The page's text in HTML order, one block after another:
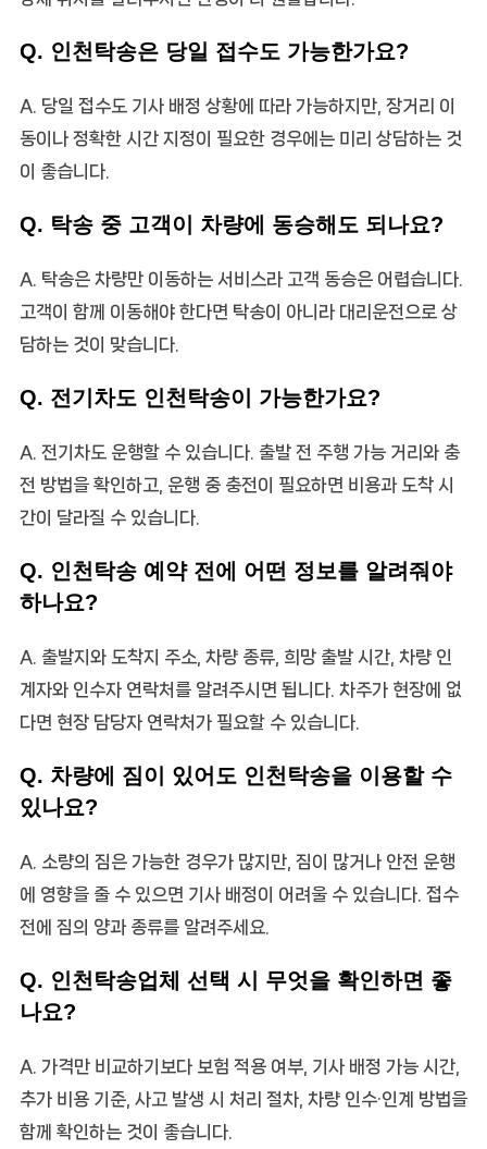
Q. 인천탁송은 당일 접수도 가능한가요?
A. 당일 접수도 기사 배정 상황에 따라 가능하지만, 장거리 이
동이나 정확한 시간 지정이 필요한 경우에는 미리 상담하는 것
이 좋습니다.
Q. 탁송 중 고객이 차량에 동승해도 되나요?
A. 탁송은 차량만 이동하는 서비스라 고객 동승은 어렵습니다.
고객이 함께 이동해야 한다면 탁송이 아니라 대리운전으로 상
담하는 것이 맞습니다.
Q. 전기차도 인천탁송이 가능한가요?
A. 전기차도 운행할 수 있습니다. 출발 전 주행 가능 거리와 충
전 방법을 확인하고, 운행 중 충전이 필요하면 비용과 도착 시
간이 달라질 수 있습니다.
Q. 인천탁송 예약 전에 어떤 정보를 알려줘야
하나요?
A. 출발지와 도착지 주소, 차량 종류, 희망 출발 시간, 차량 인
계자와 인수자 연락처를 알려주시면 됩니다. 차주가 현장에 없
다면 현장 담당자 연락처가 필요할 수 있습니다.
Q. 차량에 짐이 있어도 인천탁송을 이용할 수
있나요?
A. 소량의 짐은 가능한 경우가 많지만, 짐이 많거나 안전 운행
에 영향을 줄 수 있으면 기사 배정이 어려울 수 있습니다. 접수
전에 짐의 양과 종류를 알려주세요.
Q. 인천탁송업체 선택 시 무엇을 확인하면 좋
나요?
A. 가격만 비교하기보다 보험 적용 여부, 기사 배정 가능 시간,
추가 비용 기준, 사고 발생 시 처리 절차, 차량 인수·인계 방법을
함께 확인하는 것이 좋습니다.